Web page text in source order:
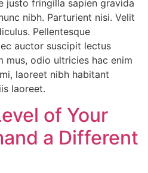
justo fringilla sapien gravida
nibh. Parturient nisi. Velit
Pellentesque
auctor suscipit lectus
mus, odio ultricies hac enim
laoreet nibh habitant
laoreet.
of Your
a Different